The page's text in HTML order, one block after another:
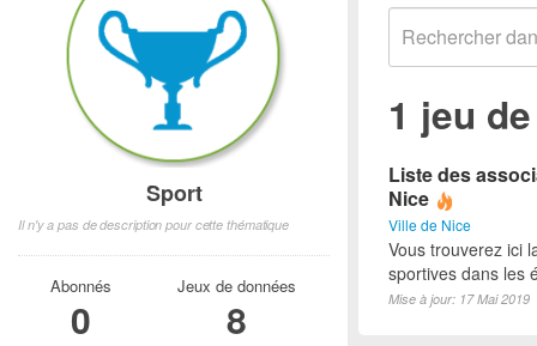
1 jeu
Liste des
Nice
Ville de Nice
Vous trouverez ici
sportives dans les
Mise à jour: 17 Mai 2019
Sport
Il n'y a pas de description pour cette thématique
Abonnés
0
Jeux de données
8